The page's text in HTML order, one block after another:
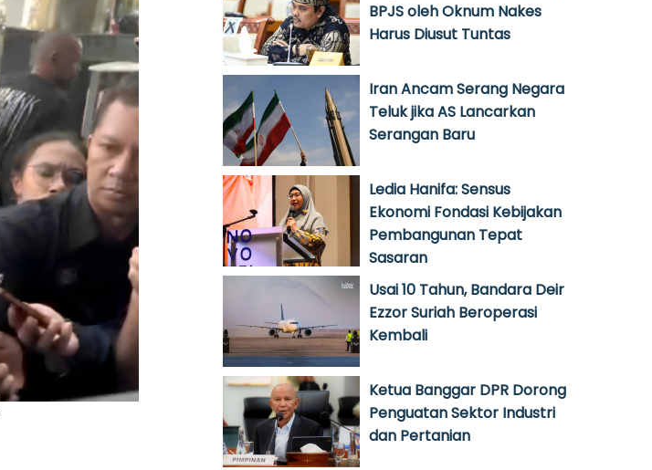
BPJS oleh Oknum Nakes
Harus Diusut Tuntas
Iran Ancam Serang Negara
Teluk jika AS Lancarkan
Serangan Baru
Ledia Hanifa: Sensus
Ekonomi Fondasi Kebijakan
Pembangunan Tepat
Sasaran
Usai 10 Tahun, Bandara Deir
Ezzor Suriah Beroperasi
Kembali
Ketua Banggar DPR Dorong
Penguatan Sektor Industri
dan Pertanian